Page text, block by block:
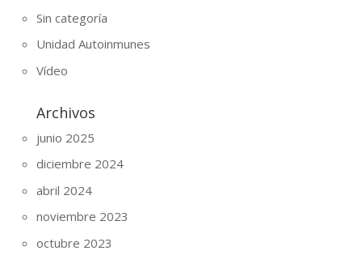
Sin categoría
Unidad Autoinmunes
Vídeo
Archivos
junio 2025
diciembre 2024
abril 2024
noviembre 2023
octubre 2023